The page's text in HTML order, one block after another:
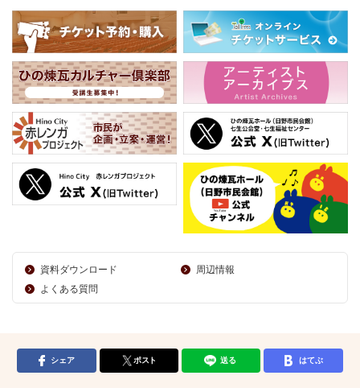
資料ダウンロード
周辺情報
よくある質問
シェア ポスト 送る はてぶ